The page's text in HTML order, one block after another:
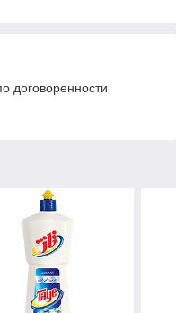
договоренности